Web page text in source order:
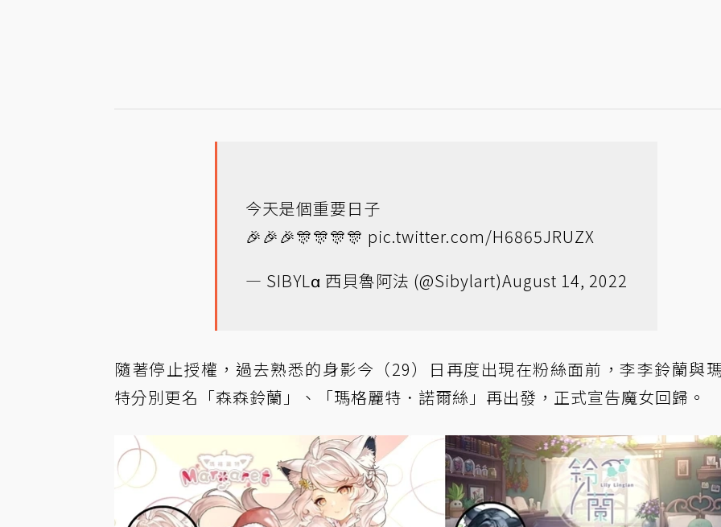
今天是個重要日子
🎉🎉🎉🎊🎊🎊🎊 pic.twitter.com/H6865JRUZX
— SIBYLα 西貝魯阿法 (@Sibylart)August 14, 2022
隨著停止授權，過去熟悉的身影今（29）日再度出現在粉絲面前，李李鈴蘭與
特分別更名「森森鈴蘭」、「瑪格麗特．諾爾絲」再出發，正式宣告魔女回歸。